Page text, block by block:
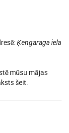
Ķengaraga iela
mūsu mājas
šeit.